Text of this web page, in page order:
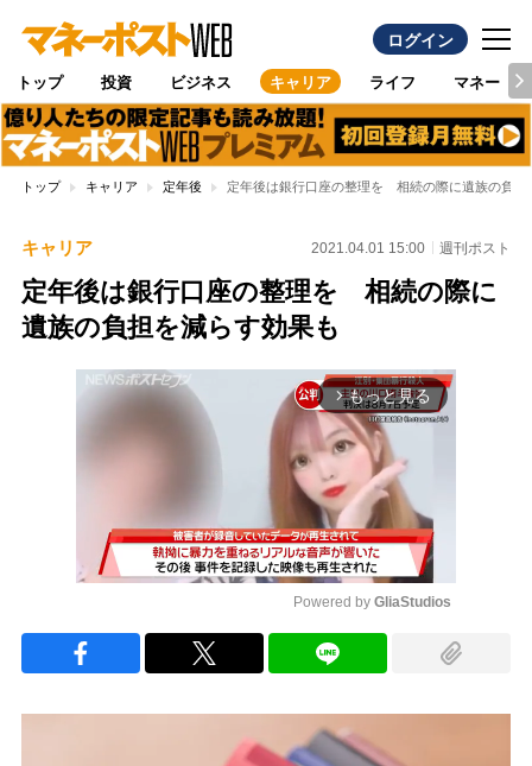
ログイン
トップ 投資 ビジネス キャリア ライフ マネー
トップ キャリア 定年後 定年後は銀行口座の整理を 相続の際に遺族の負担
キャリア 2021.04.01 15:00 週刊ポスト
定年後は銀行口座の整理を 相続の際に
遺族の負担を減らす効果も
arrow_forward_ios もっと見る
Powered by GliaStudios